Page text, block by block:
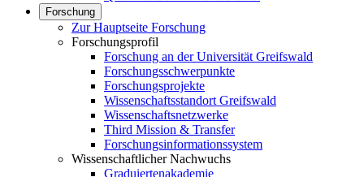
Forschung
Zur Hauptseite Forschung
Forschungsprofil
Forschung an der Universität Greifswald
Forschungsschwerpunkte
Forschungsprojekte
Wissenschaftsstandort Greifswald
Wissenschaftsnetzwerke
Third Mission & Transfer
Forschungsinformationssystem
Wissenschaftlicher Nachwuchs
Graduiertenakademie